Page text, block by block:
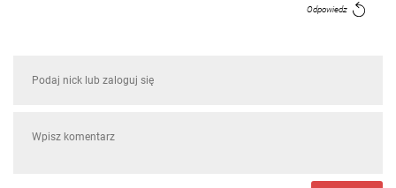
Odpowiedz